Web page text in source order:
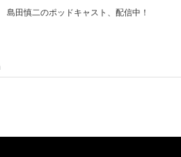
島田慎二のポッドキャスト、配信中！